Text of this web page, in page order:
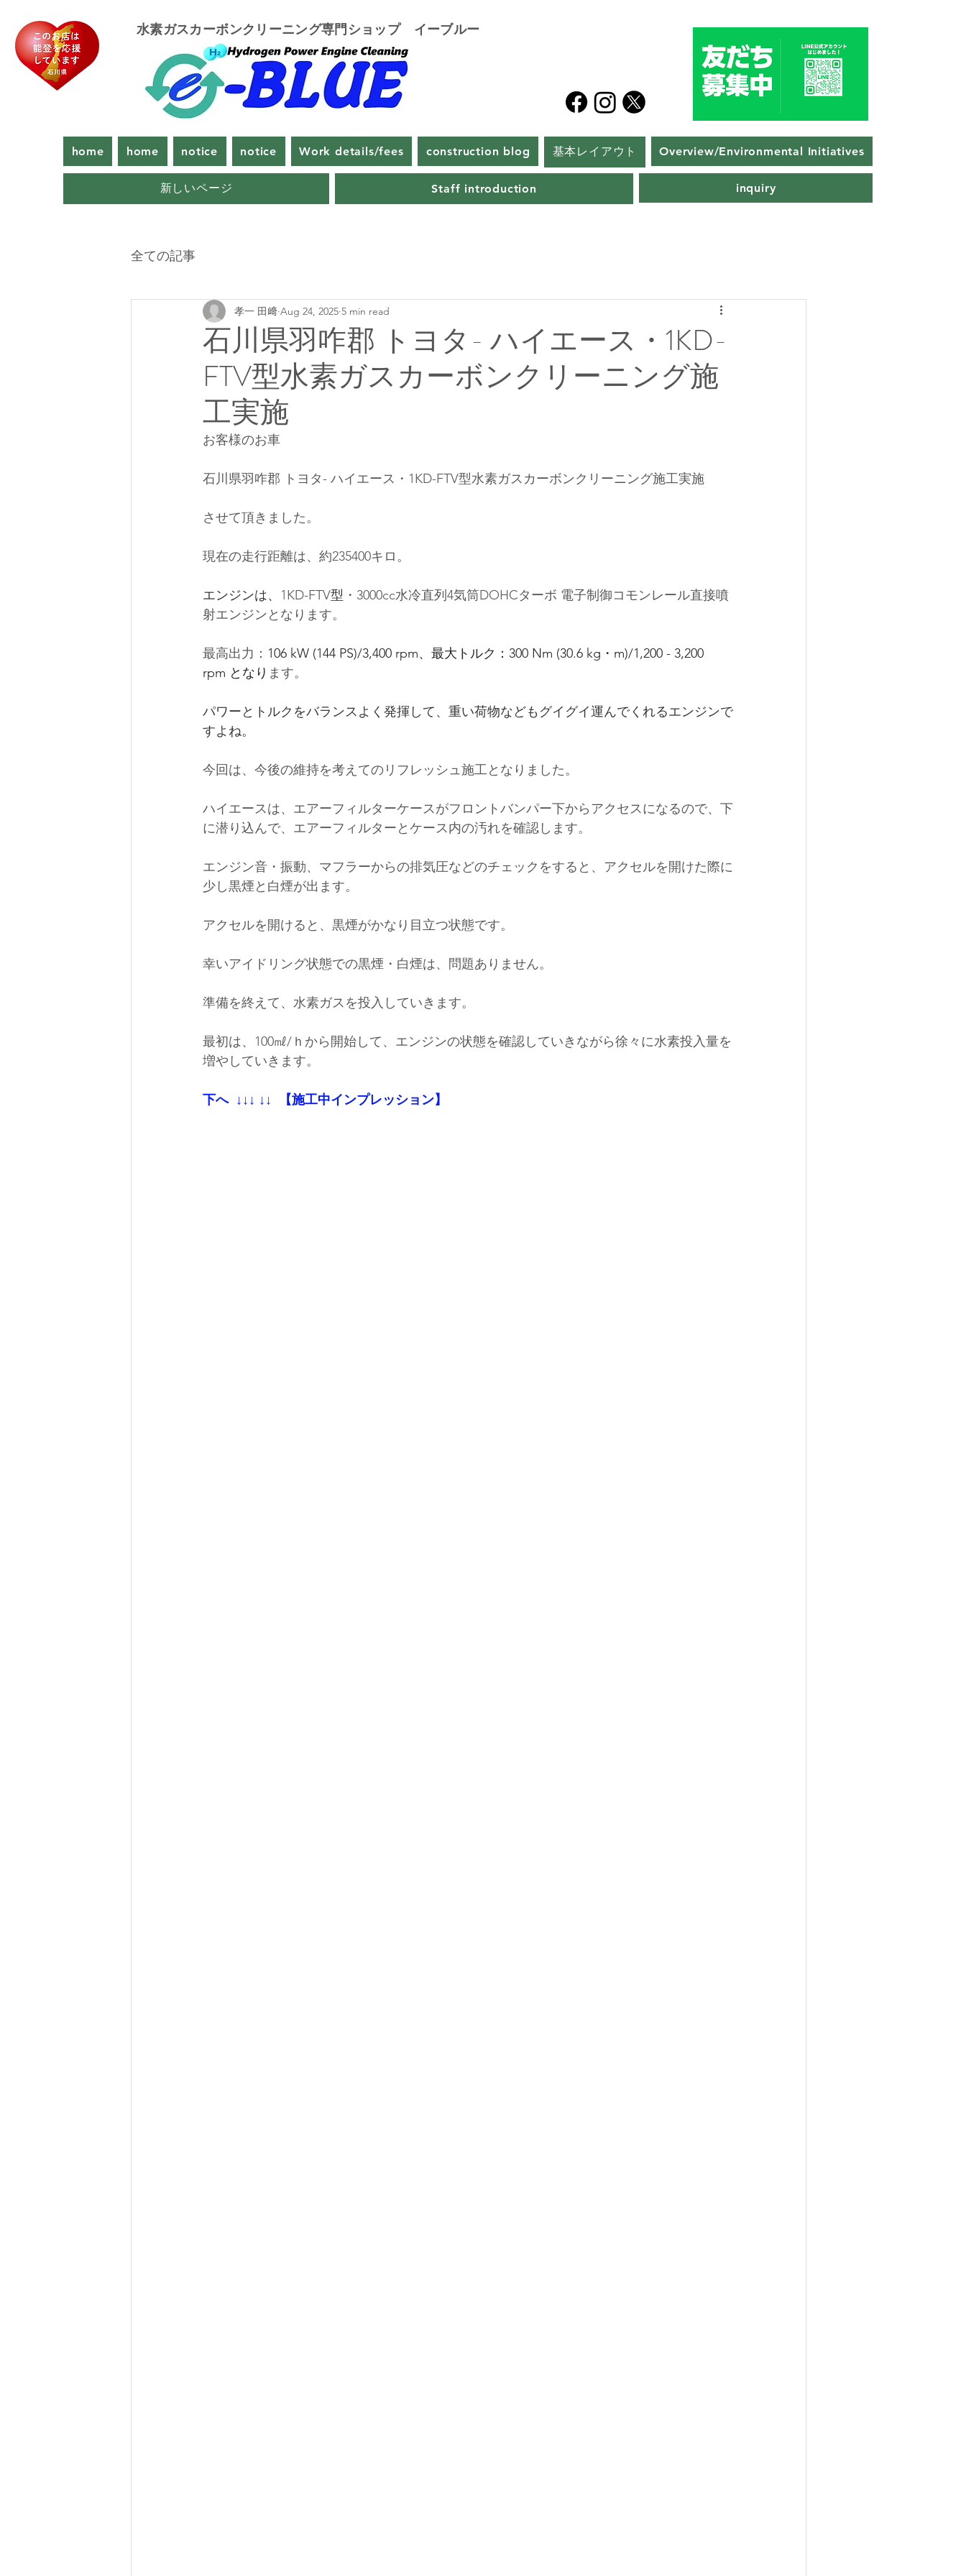
​水素ガスカーボンクリーニング専門ショップ イーブルー
home home notice notice Work details/fees construction blog 基本レイアウト Overview/Environmental Initiatives
新しいページ Staff introduction inquiry
全ての記事
石川県羽咋郡 トヨタ- ハイエース・1KD-
FTV型水素ガスカーボンクリーニング施
工実施
孝一 田﨑 Aug 24, 2025 5 min read
お客様のお車
石川県羽咋郡 トヨタ- ハイエース・1KD-FTV型水素ガスカーボンクリーニング施工実施
させて頂きました。
現在の走行距離は、約235400キロ。
エンジンは、 1KD-FTV型 ・3000cc水冷直列4気筒DOHCターボ 電子制御コモンレール直接噴
射エンジンとなります。
最高出力： 106 kW (144 PS)/3,400 rpm、最大トルク： 300 Nm (30.6 kg・m)/1,200 - 3,200
rpm となり ます。
パワーとトルクをバランスよく発揮して、重い荷物などもグイグイ運んでくれるエンジンで
すよね。
今回は、 今後の維持を考えてのリフレッシュ施工となりました。
ハイエースは、エアーフィルターケースがフロントバンパー下からアクセスになるので、下
に潜り込んで、エアーフィルターとケース内の汚れを確認します。
エンジン音・振動、マフラーからの排気圧などのチェックをすると、アクセルを開けた際に
少し黒煙と白煙が出ます。
アクセルを開けると、黒煙がかなり目立つ状態です。
幸いアイドリング状態での黒煙・白煙は、問題ありません。
準備を終えて、水素ガスを投入していきます。
最初は、100㎖/ｈから開始して、エンジンの状態を確認していきながら徐々に水素投入量を
増やしていきます。
下へ  ↓↓↓ ↓↓  【施工中インプレッション】